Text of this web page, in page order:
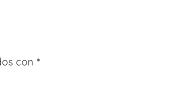
con *